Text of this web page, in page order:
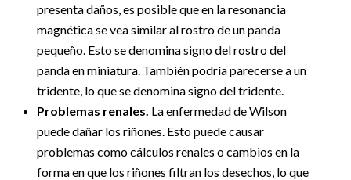
presenta daños, es posible que en la resonancia
magnética se vea similar al rostro de un panda
pequeño. Esto se denomina signo del rostro del
panda en miniatura. También podría parecerse a un
tridente, lo que se denomina signo del tridente.
Problemas renales. La enfermedad de Wilson
puede dañar los riñones. Esto puede causar
problemas como cálculos renales o cambios en la
forma en que los riñones filtran los desechos, lo que